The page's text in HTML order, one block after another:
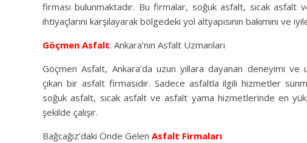
firması bulunmaktadır. Bu firmalar, soğuk asfalt, sıcak
ihtiyaçlarını karşılayarak bölgedeki yol altyapısının bakımını ve
Göçmen Asfalt: Ankara’nın Asfalt Uzmanları
Göçmen Asfalt, Ankara’da uzun yıllara dayanan deneyimi ve
çıkan bir asfalt firmasıdır. Sadece asfaltla ilgili hizmetler
soğuk asfalt, sıcak asfalt ve asfalt yama hizmetlerinde en
şekilde çalışır.
Bağcağız’daki Önde Gelen Asfalt Firmaları